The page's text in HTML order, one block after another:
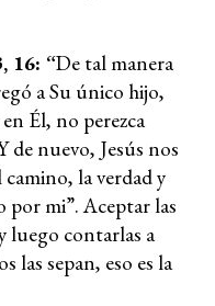
16: “De tal manera
a Su único hijo,
Él, no perezca
de nuevo, Jesús nos
camino, la verdad y
por mi”. Aceptar las
luego contarlas a
las sepan, eso es la